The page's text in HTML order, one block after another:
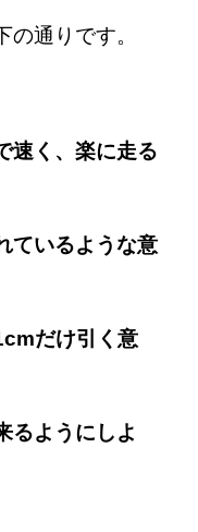
通りです。
速く、楽に走る
ているような意
だけ引く意
るようにしよ